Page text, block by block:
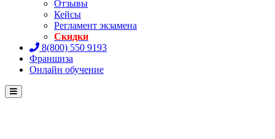
Отзывы
Кейсы
Регламент экзамена
Скидки
8(800) 550 9193
Франшиза
Онлайн обучение
Menu